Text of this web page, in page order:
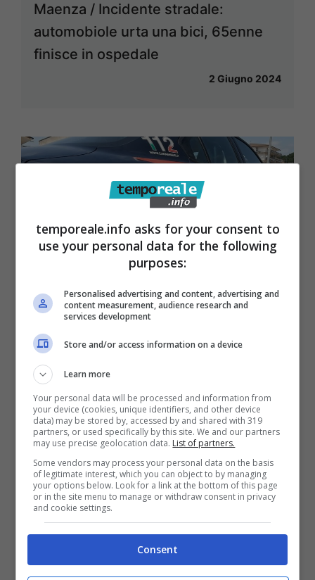
Maenza / Incidente stradale:
automobiole urta una bici, 65enne
finisce in ospedale
2 Giugno 2024
Maenza / Va in escandescenza in
un’autofficina di via Carpetana,
arrestato 40enne
temporeale.info asks for your consent to
use your personal data for the following
purposes:
Personalised advertising and content, advertising and
content measurement, audience research and
services development
Store and/or access information on a device
Learn more
Your personal data will be processed and information from
your device (cookies, unique identifiers, and other device
data) may be stored by, accessed by and shared with 319
partners, or used specifically by this site. We and our partners
may use precise geolocation data. List of partners.
Some vendors may process your personal data on the basis
of legitimate interest, which you can object to by managing
your options below. Look for a link at the bottom of this page
or in the site menu to manage or withdraw consent in privacy
and cookie settings.
Consent